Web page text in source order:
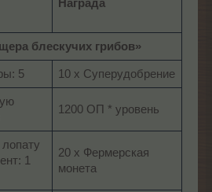
Награда
блескучих грибов»
5 10 х Суперудобрение
1200 ОП * уровень
1
20 х Фермерская
монета